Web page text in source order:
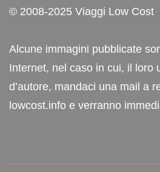
© 2008-2025 Viaggi Low Cost
Alcune immagini pubblicate
Internet, nel caso in cui, il loro
d’autore, mandaci una mail a
lowcost.info e verranno